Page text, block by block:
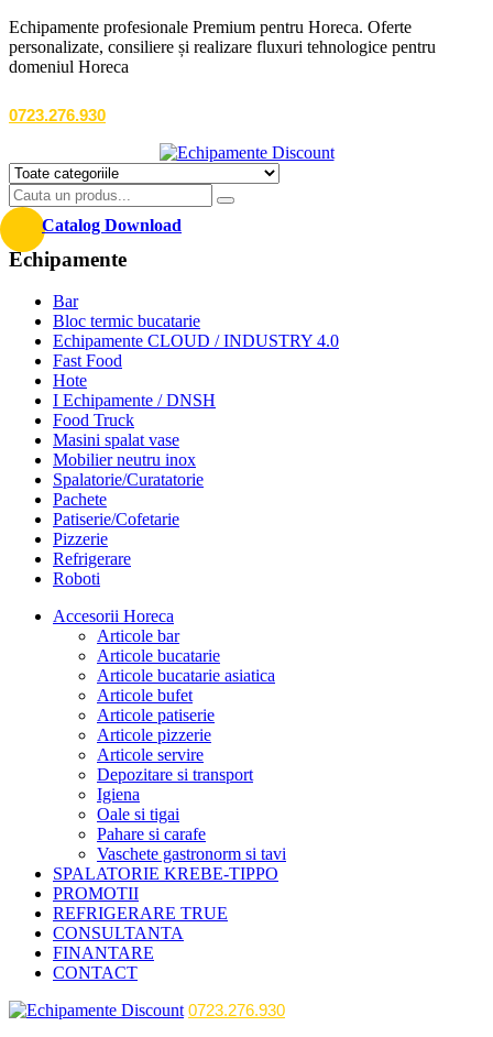
Echipamente profesionale Premium pentru Horeca. Oferte
personalizate, consiliere și realizare fluxuri tehnologice pentru
domeniul Horeca
0723.276.930
Catalog Download
Echipamente
Bar
Bloc termic bucatarie
Echipamente CLOUD / INDUSTRY 4.0
Fast Food
Hote
I Echipamente / DNSH
Food Truck
Masini spalat vase
Mobilier neutru inox
Spalatorie/Curatatorie
Pachete
Patiserie/Cofetarie
Pizzerie
Refrigerare
Roboti
Accesorii Horeca
Articole bar
Articole bucatarie
Articole bucatarie asiatica
Articole bufet
Articole patiserie
Articole pizzerie
Articole servire
Depozitare si transport
Igiena
Oale si tigai
Pahare si carafe
Vaschete gastronorm si tavi
SPALATORIE KREBE-TIPPO
PROMOTII
REFRIGERARE TRUE
CONSULTANTA
FINANTARE
CONTACT
0723.276.930